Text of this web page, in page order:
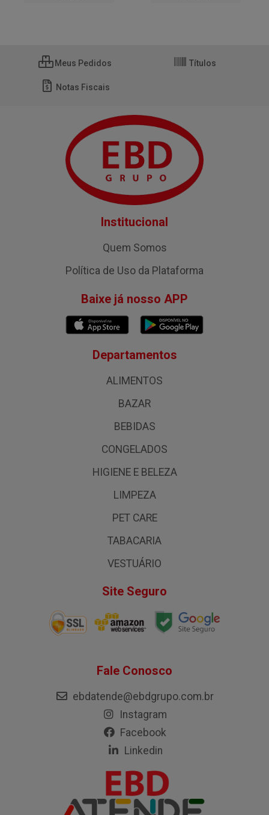
Meus Pedidos Títulos
Notas Fiscais
Institucional
Quem Somos
Política de Uso da Plataforma
Baixe já nosso APP
Departamentos
ALIMENTOS
BAZAR
BEBIDAS
CONGELADOS
HIGIENE E BELEZA
LIMPEZA
PET CARE
TABACARIA
VESTUÁRIO
Site Seguro
Fale Conosco
ebdatende@ebdgrupo.com.br
Instagram
Facebook
Linkedin